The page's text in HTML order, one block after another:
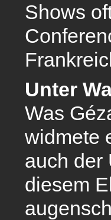
Shows
Unter
Was
widmete
auch der
diesem